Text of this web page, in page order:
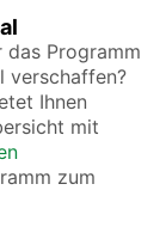
das Programm
verschaffen?
Ihnen
mit
zum